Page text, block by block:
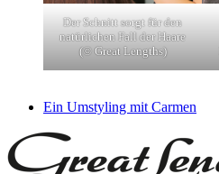
Der Schnitt sorgt für den
natürlichen Fall der Haare
(© Great Lengths)
Ein Umstyling mit Carmen